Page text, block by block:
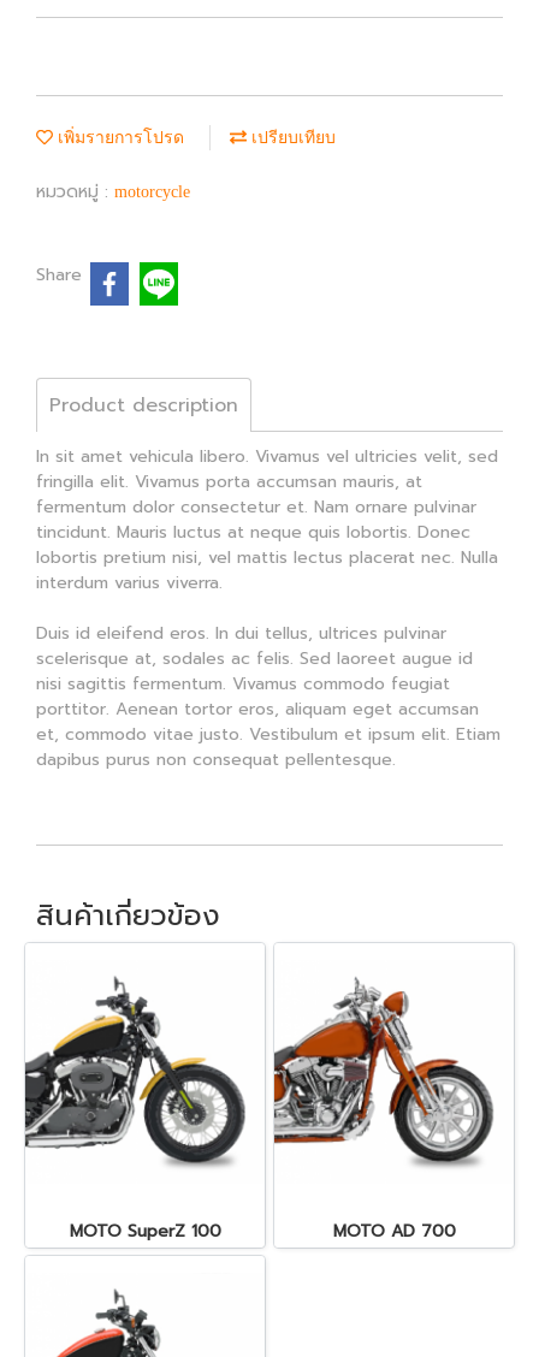
เพิ่มรายการโปรด เปรียบเทียบ
หมวดหมู่ : motorcycle
Share
Product description
In sit amet vehicula libero. Vivamus vel ultricies velit, sed
fringilla elit. Vivamus porta accumsan mauris, at
fermentum dolor consectetur et. Nam ornare pulvinar
tincidunt. Mauris luctus at neque quis lobortis. Donec
lobortis pretium nisi, vel mattis lectus placerat nec. Nulla
interdum varius viverra.
Duis id eleifend eros. In dui tellus, ultrices pulvinar
scelerisque at, sodales ac felis. Sed laoreet augue id
nisi sagittis fermentum. Vivamus commodo feugiat
porttitor. Aenean tortor eros, aliquam eget accumsan
et, commodo vitae justo. Vestibulum et ipsum elit. Etiam
dapibus purus non consequat pellentesque.
สินค้าเกี่ยวข้อง
MOTO SuperZ 100 MOTO AD 700